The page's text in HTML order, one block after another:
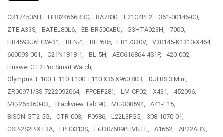
CR17450AH, HB824666RBC, BA7800, L21C4PE2,
361-00146-00,
ZTE A33S,
BATEL80L6, EB-BR500ABU, G3HTA023H,
7000,
HB4593J6ECW-31,
BLN-1, BLP685, ER17330V,
V30145-K1310-X464,
660093-001,
C21N1818-1, BL-5H, AEC616864-4S1P,
420-002,
Huawei GT2 Pro Smart Watch,
Olympus T 100 T 110 T100 T110 X36 X960 80B,
DJI RS 3 Mini,
ZR00971/SS-7222092064,
FPCBP281, LM-CP02, X431,
452096,
MC-265360-03,
Blackview Tab 90, MC-308594,
A41-E15,
BISON-GT2-5G,
CTR-003, P0986, L22L3PG5,
308-1070-01,
GSP-2S2P-XT3A,
FPB0313S, LiU307689PHVUTL, A1652,
AP22ABN,